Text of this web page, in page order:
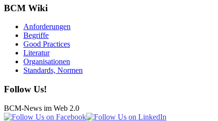
BCM Wiki
Anforderungen
Begriffe
Good Practices
Literatur
Organisationen
Standards, Normen
Follow Us!
BCM-News im Web 2.0